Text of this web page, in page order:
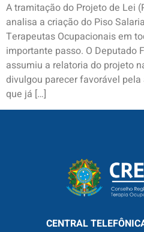
A tramitação do Projeto de Lei
analisa a criação do Piso
Terapeutas Ocupacionais em
importante passo. O Deputado
assumiu a relatoria do projeto
divulgou parecer favorável
que já […]
CENTRAL